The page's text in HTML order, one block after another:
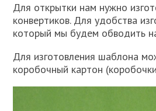
Для открытки нам нужно
конвертиков. Для удобства
который мы будем обводить
Для изготовления шаблона
коробочный картон